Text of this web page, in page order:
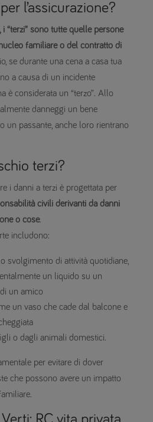
l’assicurazione?
“terzi” sono tutte quelle persone
familiare o del contratto di
se durante una cena a casa tua
a causa di un incidente
è considerata un “terzo”. Allo
danneggi un bene
un passante, anche loro rientrano
terzi?
i danni a terzi è progettata per
civili derivanti da danni
o cose.
includono:
svolgimento di attività quotidiane,
un liquido su un
un amico
un vaso che cade dal balcone e
o dagli animali domestici.
per evitare di dover
che possono avere un impatto